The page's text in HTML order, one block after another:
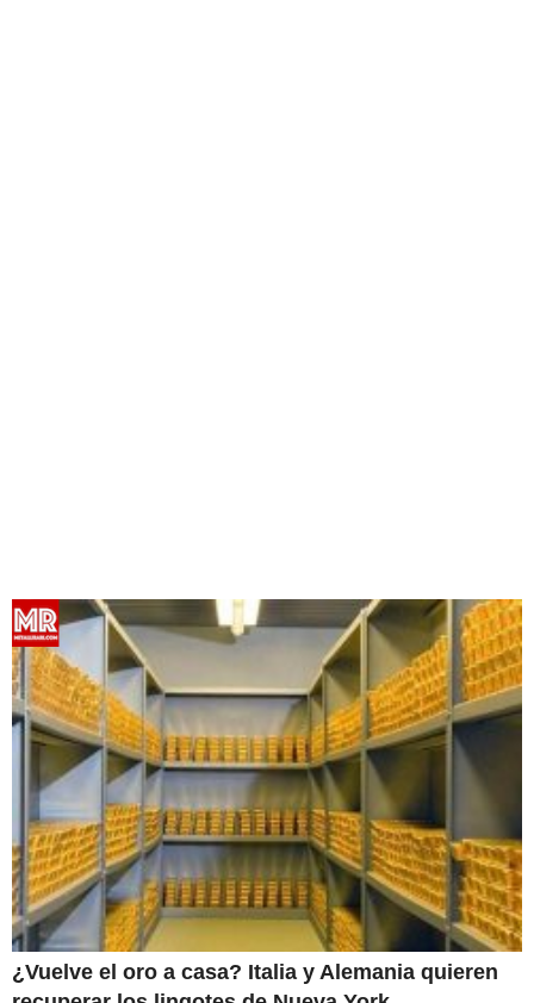
¿Vuelve el oro a casa? Italia y Alemania quieren